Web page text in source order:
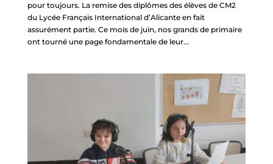
pour toujours. La remise des diplômes des élèves de CM2
du Lycée Français International d’Alicante en fait
assurément partie. Ce mois de juin, nos grands de primaire
ont tourné une page fondamentale de leur...